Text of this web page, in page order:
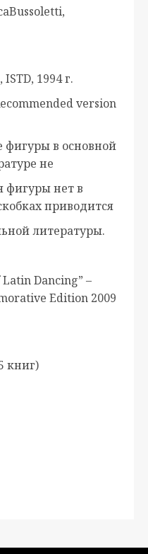
1994 г.
version
фигуры в основной
не
фигуры нет в
приводится
литературы.
Dancing” –
Edition 2009
книг)